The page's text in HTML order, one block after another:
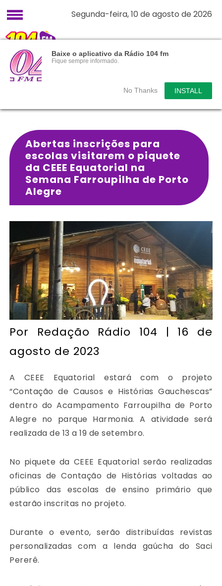
Baixe o aplicativo da Rádio 104 fm
Fique sempre informado.
No Thanks INSTALL
Segunda-feira, 10 de agosto de 2026
Abertas inscrições para
escolas visitarem o piquete
da CEEE Equatorial na
Semana Farroupilha de Porto
Alegre
Por Redação Rádio 104 | 16 de
agosto de 2023
A CEEE Equatorial estará com o projeto
“Contação de Causos e Histórias Gauchescas”
dentro do Acampamento Farroupilha de Porto
Alegre no parque Harmonia. A atividade será
realizada de 13 a 19 de setembro.
No piquete da CEEE Equatorial serão realizadas
oficinas de Contação de Histórias voltadas ao
público das escolas de ensino primário que
estarão inscritas no projeto.
Durante o evento, serão distribuídas revistas
personalizadas com a lenda gaúcha do Saci
Pererê.